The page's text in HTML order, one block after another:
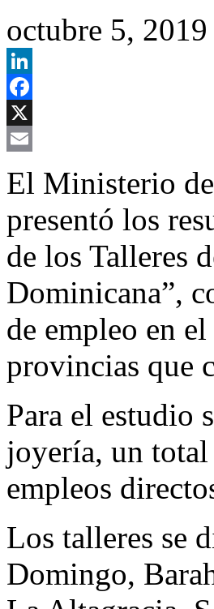
octubre 5,
LinkedIn
Facebook
X
El Ministerio
presentó los
de los Talleres
Dominicana”,
de empleo en
provincias que
Para el estudio
joyería, un total
empleos
Los talleres se
Domingo,